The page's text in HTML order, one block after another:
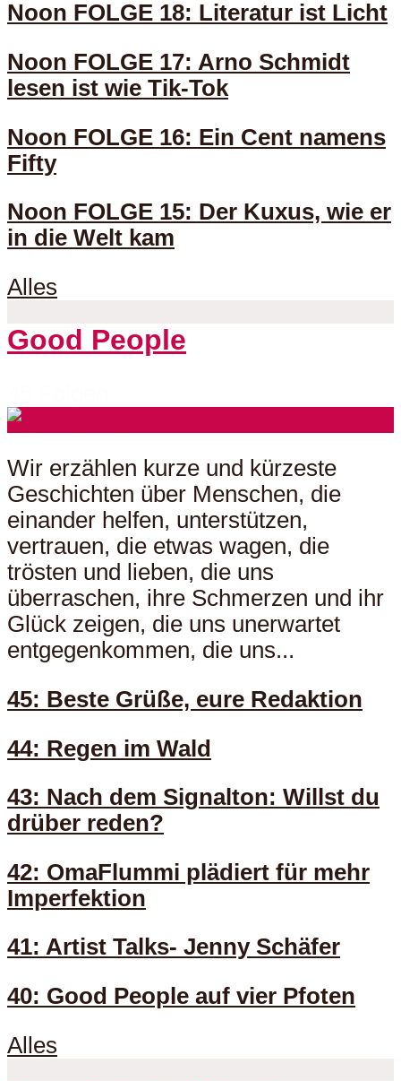
Noon FOLGE 18: Literatur ist Licht
Noon FOLGE 17: Arno Schmidt
lesen ist wie Tik-Tok
Noon FOLGE 16: Ein Cent namens
Fifty
Noon FOLGE 15: Der Kuxus, wie er
in die Welt kam
Alles
Good People
Wir erzählen kurze und kürzeste
Geschichten über Menschen, die
einander helfen, unterstützen,
vertrauen, die etwas wagen, die
trösten und lieben, die uns
überraschen, ihre Schmerzen und ihr
Glück zeigen, die uns unerwartet
entgegenkommen, die uns...
45: Beste Grüße, eure Redaktion
44: Regen im Wald
43: Nach dem Signalton: Willst du
drüber reden?
42: OmaFlummi plädiert für mehr
Imperfektion
41: Artist Talks- Jenny Schäfer
40: Good People auf vier Pfoten
Alles